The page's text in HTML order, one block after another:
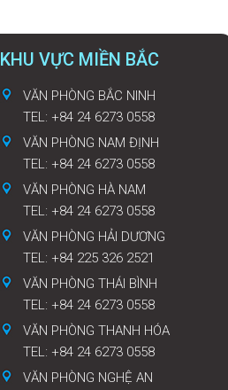
KHU VỰC MIỀN BẮC
VĂN PHÒNG BẮC NINH
TEL: +84 24 6273 0558
VĂN PHÒNG NAM ĐỊNH
TEL: +84 24 6273 0558
VĂN PHÒNG HÀ NAM
TEL: +84 24 6273 0558
VĂN PHÒNG HẢI DƯƠNG
TEL: +84 225 326 2521
VĂN PHÒNG THÁI BÌNH
TEL: +84 24 6273 0558
VĂN PHÒNG THANH HÓA
TEL: +84 24 6273 0558
VĂN PHÒNG NGHỆ AN